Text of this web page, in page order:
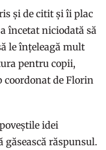
și de citit și îi plac
încetat niciodată să
le înțeleagă mult
pentru copii,
de Florin
idei
găsească răspunsul.